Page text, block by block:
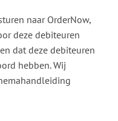
naar OrderNow,
deze debiteuren
dat deze debiteuren
hebben. Wij